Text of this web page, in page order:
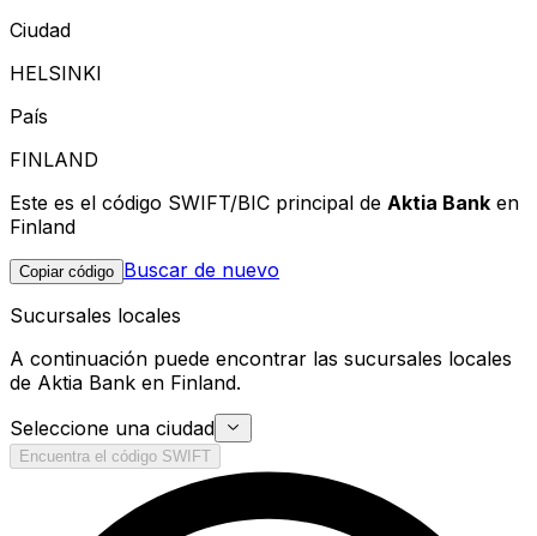
Ciudad
HELSINKI
País
FINLAND
Este es el código SWIFT/BIC principal de Aktia Bank en
Finland
Copiar código Buscar de nuevo
Sucursales locales
A continuación puede encontrar las sucursales locales
de Aktia Bank en Finland.
Seleccione una ciudad
Encuentra el código SWIFT